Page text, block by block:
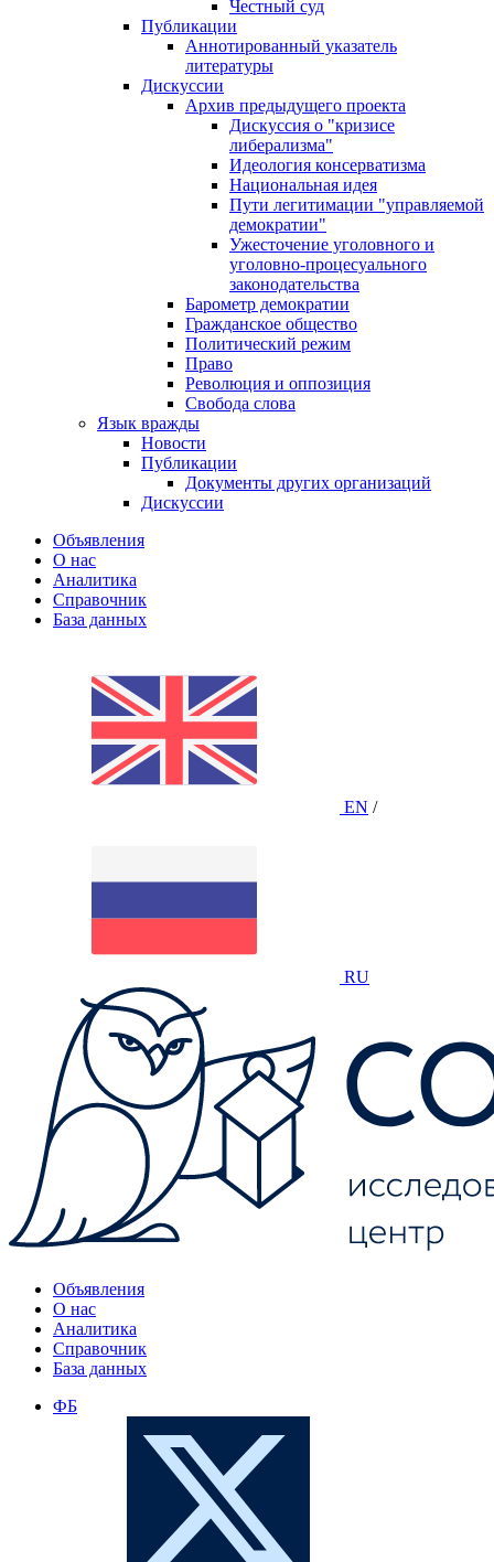
Честный суд
Публикации
Аннотированный указатель
литературы
Дискуссии
Архив предыдущего проекта
Дискуссия о "кризисе
либерализма"
Идеология консерватизма
Национальная идея
Пути легитимации "управляемой
демократии"
Ужесточение уголовного и
уголовно-процесуального
законодательства
Барометр демократии
Гражданское общество
Политический режим
Право
Революция и оппозиция
Свобода слова
Язык вражды
Новости
Публикации
Документы других организаций
Дискуссии
Объявления
О нас
Аналитика
Справочник
База данных
EN /
RU
Объявления
О нас
Аналитика
Справочник
База данных
ФБ